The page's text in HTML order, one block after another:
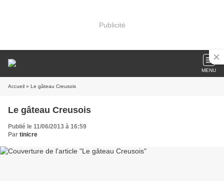
Publicité
MENU
Accueil » Le gâteau Creusois
Le gâteau Creusois
Publié le 11/06/2013 à 16:59
Par tinicre